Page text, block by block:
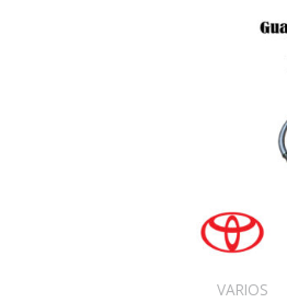
VARIOS